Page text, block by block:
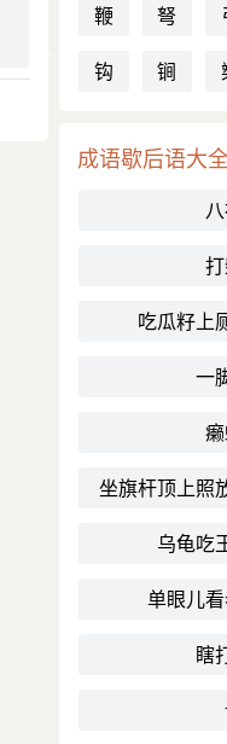
鞭
弩
钩
锏
成语歇后语大
吃瓜籽上
一
坐旗杆顶上照
乌龟吃
单眼儿
瞎